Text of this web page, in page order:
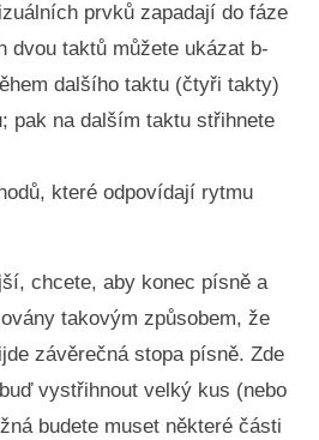
prvků zapadají do fáze
dvou taktů můžete ukázat b-
dalšího taktu (čtyři takty)
pak na dalším taktu střihnete
které odpovídají rytmu
chcete, aby konec písně a
takovým způsobem, že
závěrečná stopa písně. Zde
vystřihnout velký kus (nebo
budete muset některé části